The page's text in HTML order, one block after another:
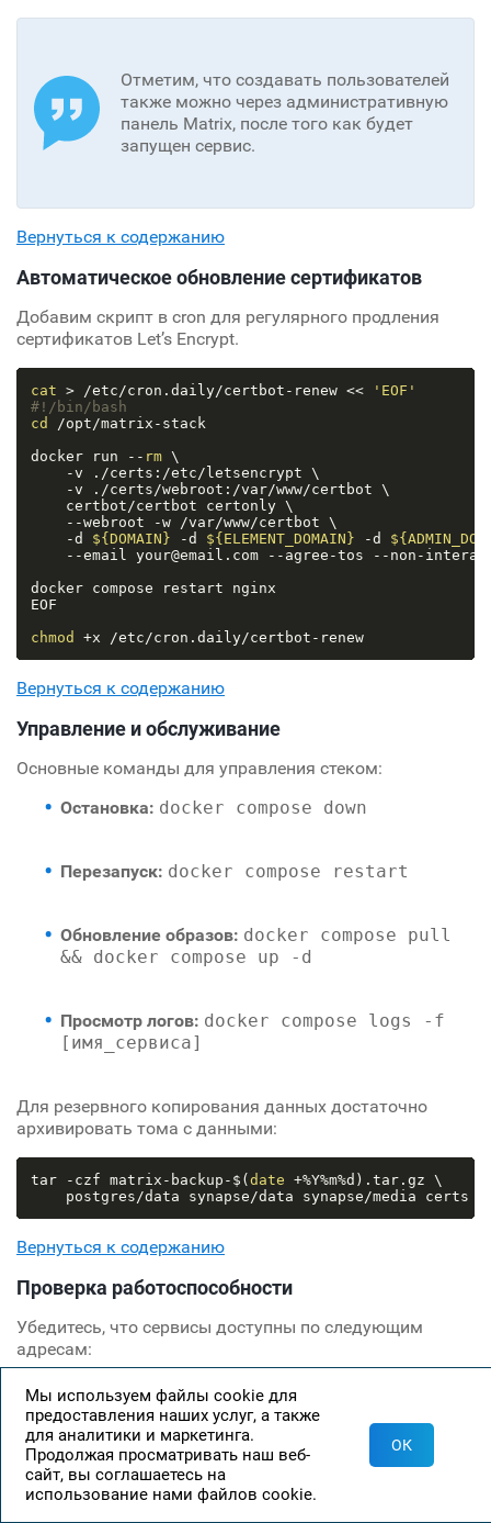
Отметим, что создавать пользователей
также можно через административную
панель Matrix, после того как будет
запущен сервис.
Вернуться к содержанию
Автоматическое обновление сертификатов
Добавим скрипт в cron для регулярного продления
сертификатов Let’s Encrypt.
cat > /etc/cron.daily/certbot-renew <<
'EOF'
#!/bin/bash
cd
/opt/matrix-stack
docker run -- rm \
    -v ./certs:/etc/letsencrypt \
    -v ./certs/webroot:/var/www/certbot \
    certbot/certbot certonly \
    --webroot -w /var/www/certbot \
    -d
${DOMAIN} -d ${ELEMENT_DOMAIN} -d
--email your@email.com --agree-tos --non-
docker compose restart nginx
EOF
chmod
Вернуться к содержанию
Управление и обслуживание
Основные команды для управления стеком:
Остановка: docker compose down
Перезапуск: docker compose restart
Обновление образов: docker compose pull
&& docker compose up -d
Просмотр логов: docker compose logs -f
[имя_сервиса]
Для резервного копирования данных достаточно
архивировать тома с данными:
tar -czf matrix-backup-$( date +%Y%m%d).tar.gz \
Вернуться к содержанию
Проверка работоспособности
Убедитесь, что сервисы доступны по следующим
адресам:
Сервис URL
Element
Web
https://element.sitename.ru 443
Мы используем файлы cookie для
предоставления наших услуг, а также
для аналитики и маркетинга.
Продолжая просматривать наш веб-
сайт, вы соглашаетесь на
использование нами файлов cookie.
ОК